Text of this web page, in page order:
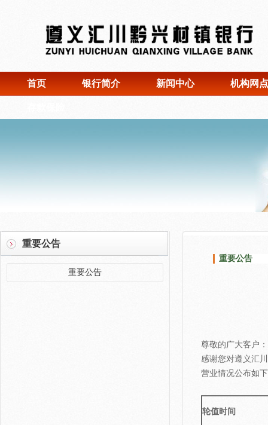
首页 银行简介 新闻中心 机构网点
重要公告
重要公告
重要公告
尊敬的广大客户：
感谢您对遵义汇
营业情况公布如
轮值时间